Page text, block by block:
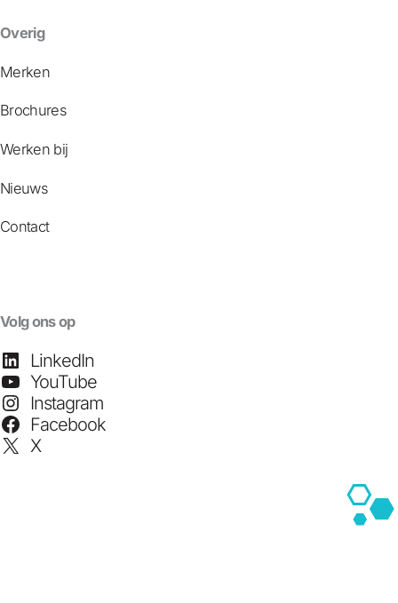
Overig
Merken
Brochures
Werken bij
Nieuws
Contact
Volg ons op
LinkedIn
YouTube
Instagram
Facebook
X